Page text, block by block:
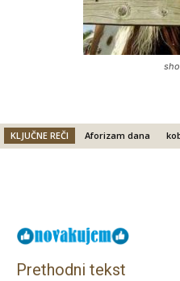
KLJUČNE REČI Aforizam dana
Prethodni tekst